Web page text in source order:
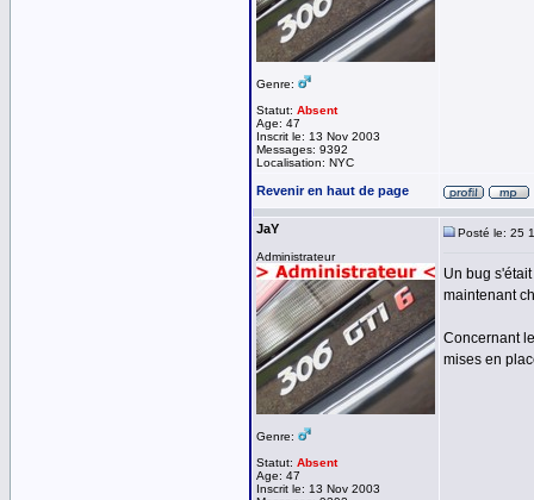
Genre:
Statut: Absent
Age: 47
Inscrit le: 13 Nov 2003
Messages: 9392
Localisation: NYC
Revenir en haut de page
JaY
Administrateur
Genre:
Statut: Absent
Age: 47
Inscrit le: 13 Nov 2003
Posté le: 25
Un bug
maintenant
Concernant
mises en